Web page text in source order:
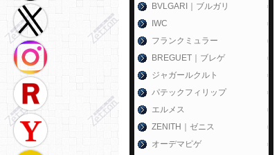
BVLGARI｜ブルガリ
IWC
フランクミュラー
BREGUET｜ブレゲ
ジャガールクルト
パテックフィリップ
エルメス
ZENITH｜ゼニス
オーデマピゲ